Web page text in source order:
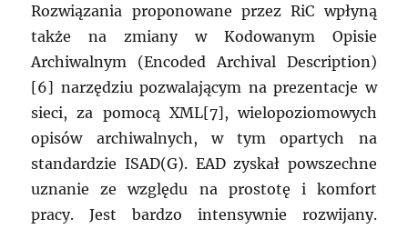
Rozwiązania proponowane przez RiC wpłyną
także na zmiany w Kodowanym Opisie
Archiwalnym (Encoded Archival Description)
[6] narzędziu pozwalającym na prezentacje w
sieci, za pomocą XML[7], wielopoziomowych
opisów archiwalnych, w tym opartych na
standardzie ISAD(G). EAD zyskał powszechne
uznanie ze względu na prostotę i komfort
pracy. Jest bardzo intensywnie rozwijany.